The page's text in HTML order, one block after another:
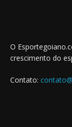
O
crescimento do
Contato: